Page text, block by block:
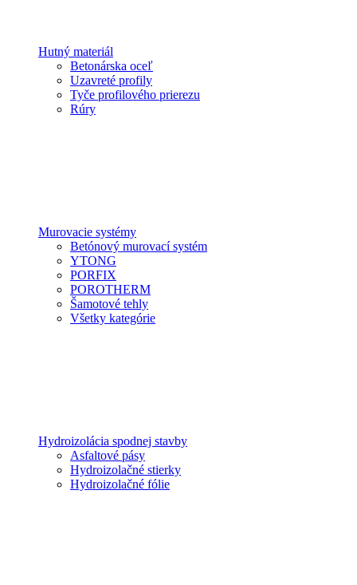
Hutný materiál
Betonárska oceľ
Uzavreté profily
Tyče profilového prierezu
Rúry
Murovacie systémy
Betónový murovací systém
YTONG
PORFIX
POROTHERM
Šamotové tehly
Všetky kategórie
Hydroizolácia spodnej stavby
Asfaltové pásy
Hydroizolačné stierky
Hydroizolačné fólie